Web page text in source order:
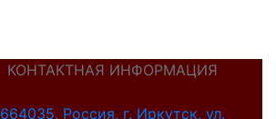
КОНТАКТНАЯ ИНФОРМАЦИЯ
664035, Россия, г. Иркутск, ул.